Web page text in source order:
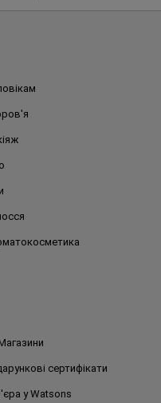
сертифікати
у Watsons